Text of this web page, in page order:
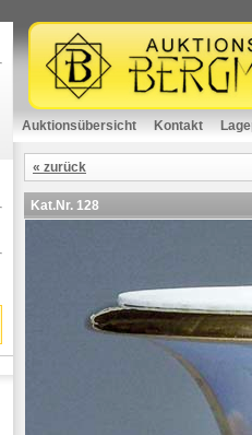
Auktionsübersicht Kontakt
« zurück
Kat.Nr. 128